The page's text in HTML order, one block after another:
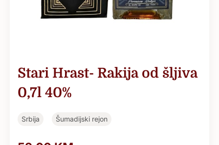
Stari Hrast- Rakija od šljiva
0,7l 40%
Srbija Šumadijski rejon